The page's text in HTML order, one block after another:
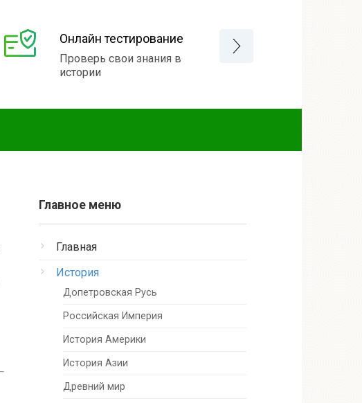
Онлайн тестирование
Проверь свои знания в
истории
Главное меню
Главная
История
Допетровская Русь
Российская Империя
История Америки
История Азии
Древний мир